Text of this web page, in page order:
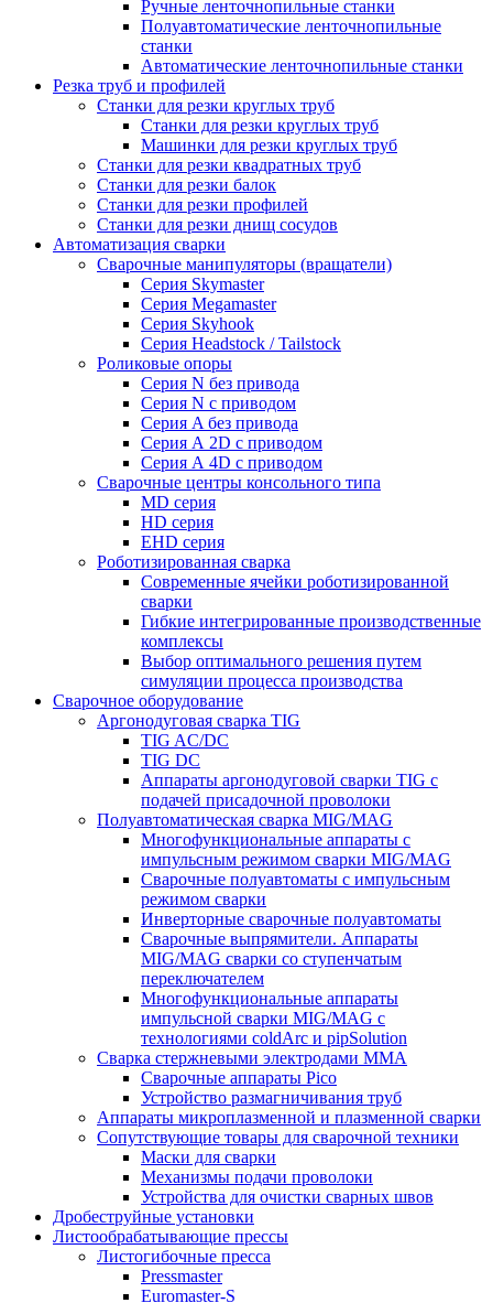
Ручные ленточнопильные станки
Полуавтоматические ленточнопильные
станки
Автоматические ленточнопильные станки
Резка труб и профилей
Станки для резки круглых труб
Станки для резки круглых труб
Машинки для резки круглых труб
Станки для резки квадратных труб
Станки для резки балок
Станки для резки профилей
Станки для резки днищ сосудов
Автоматизация сварки
Сварочные манипуляторы (вращатели)
Серия Skymaster
Серия Megamaster
Серия Skyhook
Серия Headstock / Tailstock
Роликовые опоры
Серия N без привода
Серия N с приводом
Серия A без привода
Серия А 2D с приводом
Серия А 4D с приводом
Сварочные центры консольного типа
MD серия
HD серия
EHD серия
Роботизированная сварка
Современные ячейки роботизированной
сварки
Гибкие интегрированные производственные
комплексы
Выбор оптимального решения путем
симуляции процесса производства
Сварочное оборудование
Аргонодуговая сварка TIG
TIG AC/DC
TIG DC
Аппараты аргонодуговой сварки TIG с
подачей присадочной проволоки
Полуавтоматическая сварка MIG/MAG
Многофункциональные аппараты с
импульсным режимом сварки MIG/MAG
Сварочные полуавтоматы с импульсным
режимом сварки
Инверторные сварочные полуавтоматы
Сварочные выпрямители. Аппараты
MIG/MAG сварки со ступенчатым
переключателем
Многофункциональные аппараты
импульсной сварки MIG/MAG с
технологиями coldArc и pipSolution
Сварка стержневыми электродами MMA
Сварочные аппараты Pico
Устройство размагничивания труб
Аппараты микроплазменной и плазменной сварки
Сопутствующие товары для сварочной техники
Маски для сварки
Механизмы подачи проволоки
Устройства для очистки сварных швов
Дробеструйные установки
Листообрабатывающие прессы
Листогибочные пресса
Pressmaster
Euromaster-S